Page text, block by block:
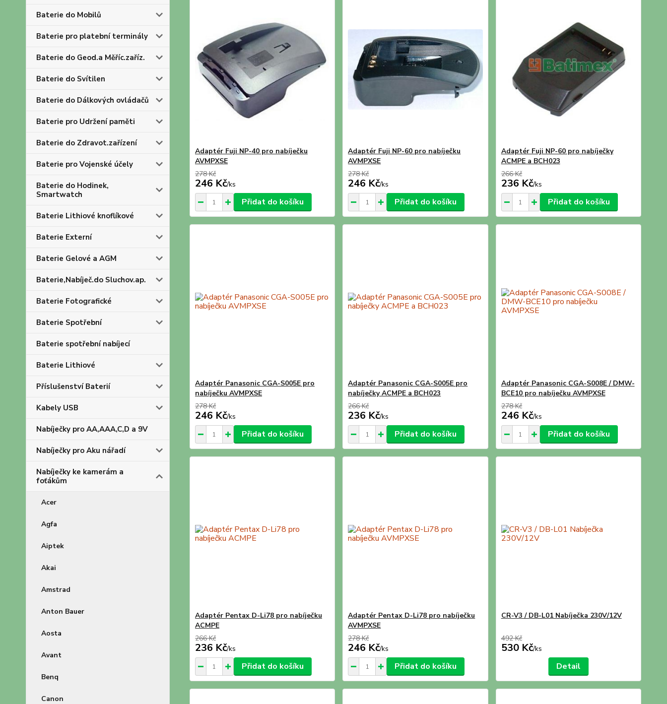
Baterie do Mobilů
Baterie pro platební terminály
Baterie do Geod.a Měříc.zaříz.
Baterie do Svítilen
Baterie do Dálkových ovládačů
Baterie pro Udržení paměti
Baterie do Zdravot.zařízení
Baterie pro Vojenské účely
Baterie do Hodinek,
Smartwatch
Baterie Lithiové knoflíkové
Baterie Externí
Baterie Gelové a AGM
Baterie,Nabíječ.do Sluchov.ap.
Baterie Fotografické
Baterie Spotřební
Baterie spotřební nabíjecí
Baterie Lithiové
Příslušenství Baterií
Kabely USB
Nabíječky pro AA,AAA,C,D a 9V
Nabíječky pro Aku nářadí
Nabíječky ke kamerám a
foťákům
Acer
Agfa
Aiptek
Akai
Amstrad
Anton Bauer
Aosta
Avant
Benq
Canon
Adaptér Fuji NP-40 pro nabíječku
AVMPXSE
278 Kč
246 Kč/ks
Přidat do košíku
Adaptér Fuji NP-60 pro nabíječku
AVMPXSE
278 Kč
246 Kč/ks
Přidat do košíku
Adaptér Fuji NP-60 pro nabíječky
ACMPE a BCH023
266 Kč
236 Kč/ks
Přidat do košíku
Adaptér Panasonic CGA-S005E pro
nabíječku AVMPXSE
278 Kč
246 Kč/ks
Přidat do košíku
Adaptér Panasonic CGA-S005E pro
nabíječky ACMPE a BCH023
266 Kč
236 Kč/ks
Přidat do košíku
Adaptér Panasonic CGA-S008E / DMW-
BCE10 pro nabíječku AVMPXSE
278 Kč
246 Kč/ks
Přidat do košíku
Adaptér Pentax D-Li78 pro nabíječku
ACMPE
266 Kč
236 Kč/ks
Přidat do košíku
Adaptér Pentax D-Li78 pro nabíječku
AVMPXSE
278 Kč
246 Kč/ks
Přidat do košíku
CR-V3 / DB-L01 Nabíječka 230V/12V
492 Kč
530 Kč/ks
Detail